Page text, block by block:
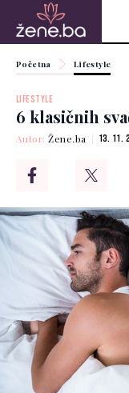
Početna Lifestyle
LIFESTYLE
6 klasičnih
Autor:Žene.ba 13. 11.